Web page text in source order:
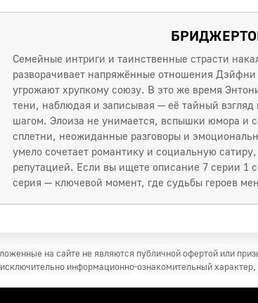
Семейные интриги и таинственные страсти
разворачивает напряжённые отношения
угрожают хрупкому союзу. В это же время
тени, наблюдая и записывая — её тайный
шагом. Элоиза не унимается, вспышки юмора и
сплетни, неожиданные разговоры и
умело сочетает романтику и социальную
репутацией. Если вы ищете описание 7 серии 1
серия — ключевой момент, где судьбы героев
на сайте не являются публичной офертой или
исключительно информационно-ознакомительный